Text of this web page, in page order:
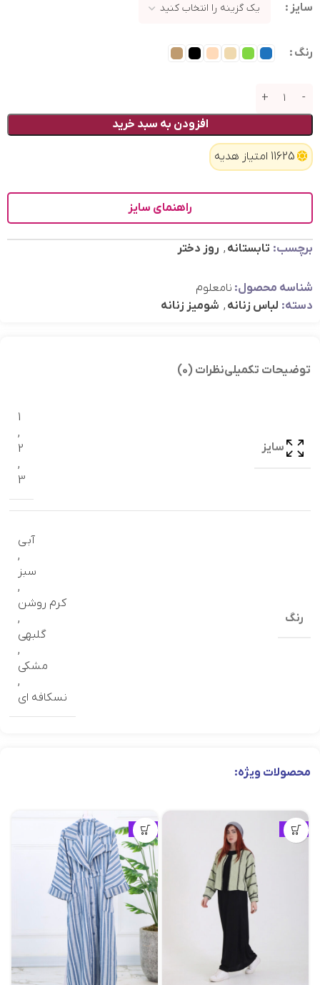
سایز
رنگ
افزودن به سبد خرید
11625 امتیاز هدیه
راهنمای سایز
برچسب: تابستانه , روز دختر
شناسه محصول: نامعلوم
دسته: لباس زنانه , شومیز زنانه
توضیحات تکمیلینظرات (0)
سایز
1
,
2
,
3
رنگ
آبی
,
سبز
,
کرم روشن
,
گلبهی
,
مشکی
,
نسكافه اي
محصولات ویژه:
ویژه ویژه